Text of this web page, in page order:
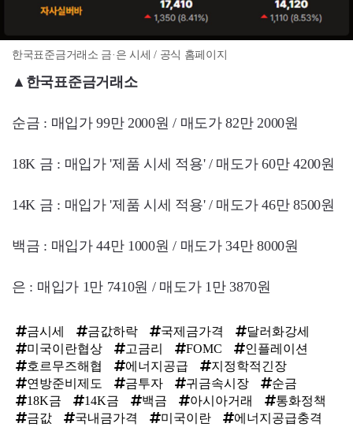
한국표준금거래소 금·은 시세 / 공식 홈페이지
▲한국표준금거래소
순금 : 매입가 99만 2000원 / 매도가 82만 2000원
18K 금 : 매입가 '제품 시세 적용' / 매도가 60만 4200원
14K 금 : 매입가 '제품 시세 적용' / 매도가 46만 8500원
백금 : 매입가 44만 1000원 / 매도가 34만 8000원
은 : 매입가 1만 7410원 / 매도가 1만 3870원
금시세 금값하락 국제금가격
달러화강세
미국이란협상
고금리 FOMC
인플레이션
호르무즈해협
에너지공급
지정학적긴장
연방준비제도
금투자 귀금속시장
순금
18K금
14K금 백금 아시아거래
통화정책
금값
국내금가격 미국이란
에너지공급충격